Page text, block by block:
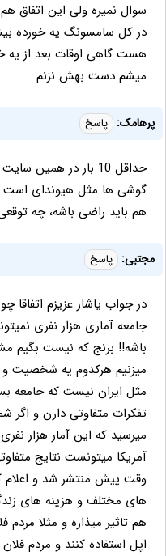
سوال نمیره ولی این اتفاق
هست گاهی اوقات بعد از یه
میشم دست بهش نزنم
پرهامک: پاسخ
حداقل 10 بار در
گوشی ها مثل هیوندای است
هم باید راضی باشه، چه
مجتبی: پاسخ
در جواب یاشار عزیزم اتفاقا
باشه!! برنج که نیست بگیم
میزنیم هرکدوم یه شخصیت و
مثل ایران نیست که جامعه
تفکرات متفاوتی دارن و اگر
میرسید که این آمار هزار
آمریکا میتونست نتایج
وقت پیش منتشر شد و اعلام
های مختلف و هزینه های
هم تاثیر میذاره و مثلا
اپل استفاده کنند و مردم